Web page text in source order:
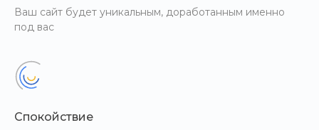
Ваш сайт будет уникальным, доработанным именно
под вас
Спокойствие